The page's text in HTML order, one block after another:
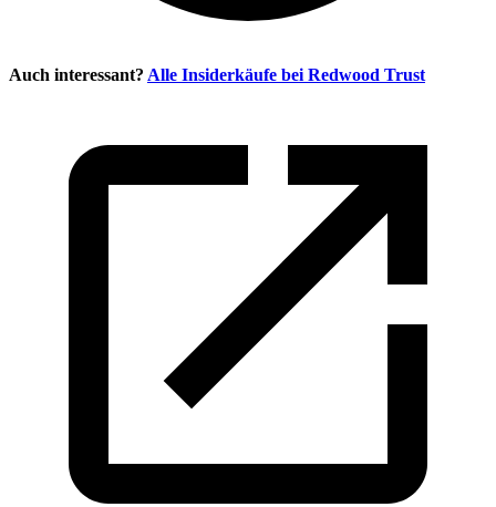
Auch interessant? Alle Insiderkäufe bei Redwood Trust